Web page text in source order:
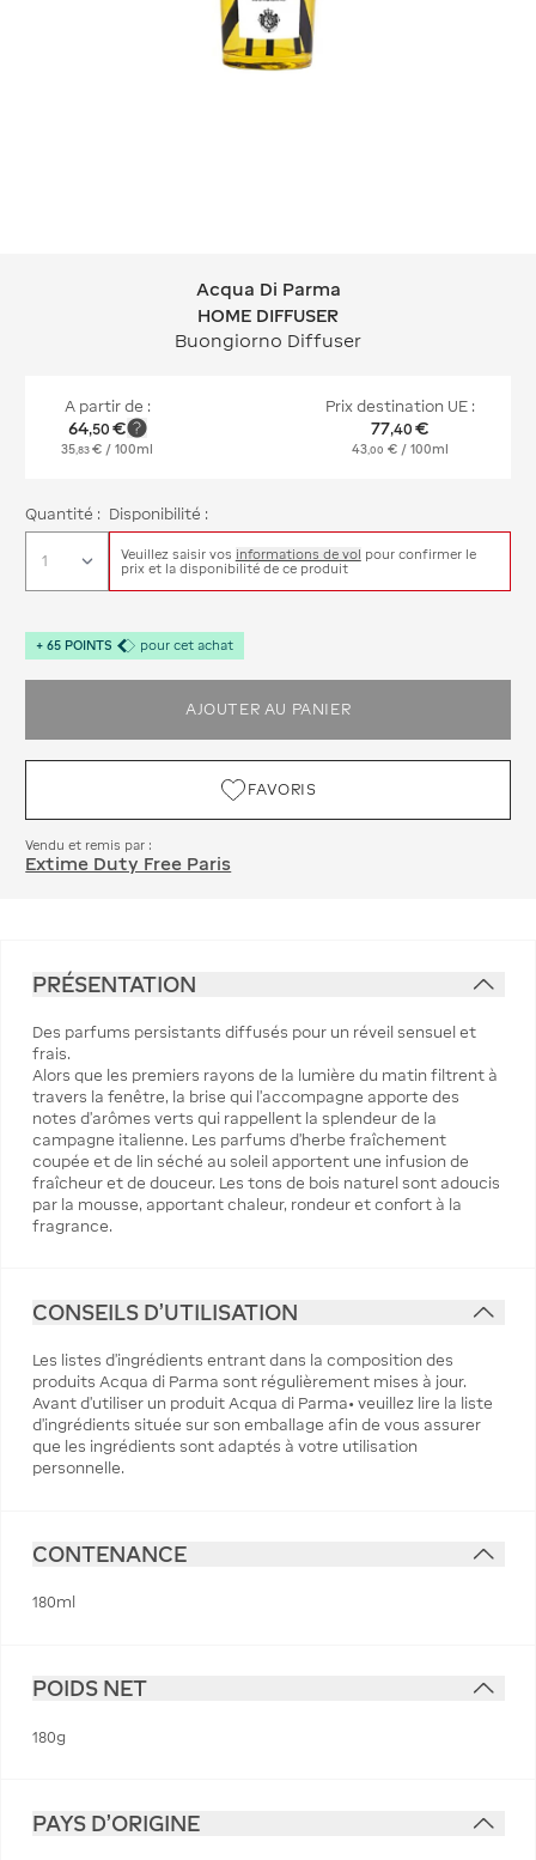
Acqua Di Parma HOME DIFFUSER
Acqua Di Parma
HOME DIFFUSER
Buongiorno Diffuser
A partir de :
64,50 €
35,83 € / 100ml
Prix destination UE :
77,40 €
43,00 € / 100ml
Quantité : Disponibilité :
Veuillez saisir vos informations de vol pour confirmer le
prix et la disponibilité de ce produit
+ 65 POINTS pour cet achat
AJOUTER AU PANIER
FAVORIS
Vendu et remis par :
Extime Duty Free Paris
PRÉSENTATION
Des parfums persistants diffusés pour un réveil sensuel et
frais.
Alors que les premiers rayons de la lumière du matin filtrent à
travers la fenêtre, la brise qui l'accompagne apporte des
notes d'arômes verts qui rappellent la splendeur de la
campagne italienne. Les parfums d'herbe fraîchement
coupée et de lin séché au soleil apportent une infusion de
fraîcheur et de douceur. Les tons de bois naturel sont adoucis
par la mousse, apportant chaleur, rondeur et confort à la
fragrance.
CONSEILS D'UTILISATION
Les listes d'ingrédients entrant dans la composition des
produits Acqua di Parma sont régulièrement mises à jour.
Avant d'utiliser un produit Acqua di Parma• veuillez lire la liste
d'ingrédients située sur son emballage afin de vous assurer
que les ingrédients sont adaptés à votre utilisation
personnelle.
CONTENANCE
180ml
POIDS NET
180g
PAYS D'ORIGINE